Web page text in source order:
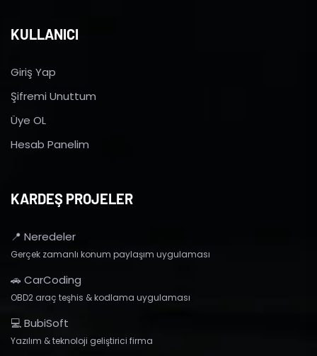
KULLANICI
Giriş Yap
Şifremi Unuttum
Üye OL
Hesab Panelim
KARDEŞ PROJELER
📍 Neredeler
Gerçek zamanlı konum paylaşım uygulaması
🚗 CarCoding
OBD2 araç teşhis & kodlama uygulaması
💻 BubiSoft
Yazılım & teknoloji geliştirici firma